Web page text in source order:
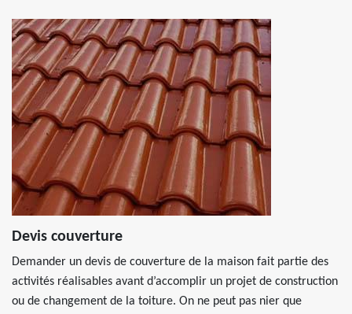
Devis couverture
Demander un devis de couverture de la maison fait partie des
activités réalisables avant d’accomplir un projet de construction
ou de changement de la toiture. On ne peut pas nier que